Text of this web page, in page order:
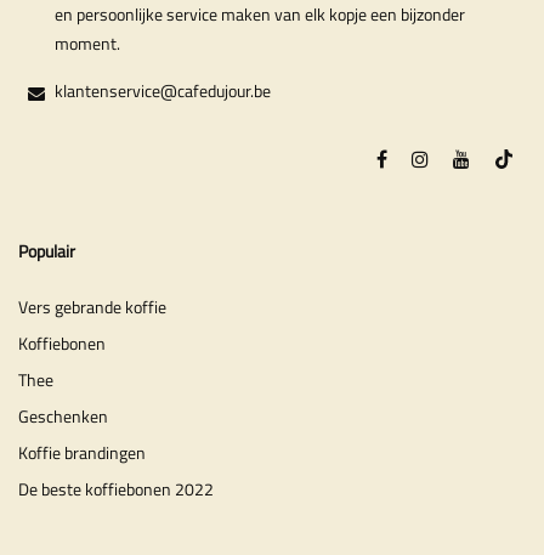
en persoonlijke service maken van elk kopje een bijzonder
moment.
klantenservice@cafedujour.be
Populair
Vers gebrande koffie
Koffiebonen
Thee
Geschenken
Koffie brandingen
De beste koffiebonen 2022